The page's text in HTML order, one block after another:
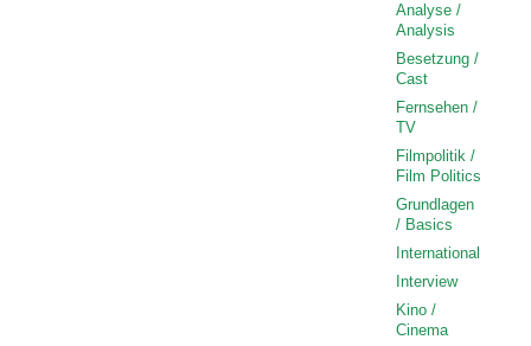
Analyse /
Analysis
Besetzung /
Cast
Fernsehen /
TV
Filmpolitik /
Film Politics
Grundlagen
/ Basics
International
Interview
Kino /
Cinema